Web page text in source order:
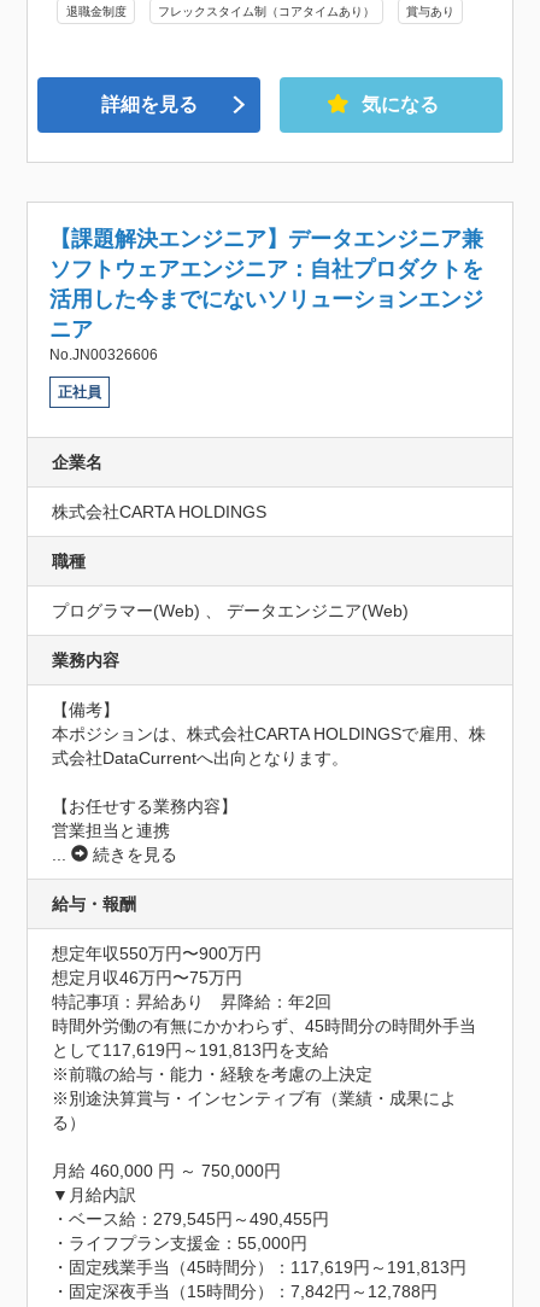
退職金制度 フレックスタイム制（コアタイムあり） 賞与あり
詳細を見る 気になる
【課題解決エンジニア】データエンジニア兼
ソフトウェアエンジニア：自社プロダクトを
活用した今までにないソリューションエンジ
ニア
No.JN00326606
正社員
企業名
株式会社CARTA HOLDINGS
職種
プログラマー(Web) 、 データエンジニア(Web)
業務内容
【備考】
本ポジションは、株式会社CARTA HOLDINGSで雇用、株
式会社DataCurrentへ出向となります。
【お任せする業務内容】
営業担当と連携
...
続きを見る
給与・報酬
想定年収550万円〜900万円
想定月収46万円〜75万円
特記事項：昇給あり　昇降給：年2回
時間外労働の有無にかかわらず、45時間分の時間外手当
として117,619円～191,813円を支給
※前職の給与・能力・経験を考慮の上決定
※別途決算賞与・インセンティブ有（業績・成果によ
る）
月給 460,000 円 ～ 750,000円
▼月給内訳
・ベース給：279,545円～490,455円
・ライフプラン支援金：55,000円
・固定残業手当（45時間分）：117,619円～191,813円
・固定深夜手当（15時間分）：7,842円～12,788円